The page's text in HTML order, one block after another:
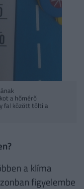
a hőmérő
fal között tölti a
a klíma
figyelembe